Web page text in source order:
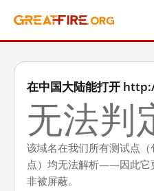
在中国大陆能打开
无法判
该域名在我们所有测试点
点）均无法解析——因此它
非被屏蔽。